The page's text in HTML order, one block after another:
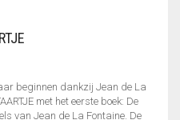
beginnen dankzij Jean de La
met het eerste boek: De
van Jean de La Fontaine. De